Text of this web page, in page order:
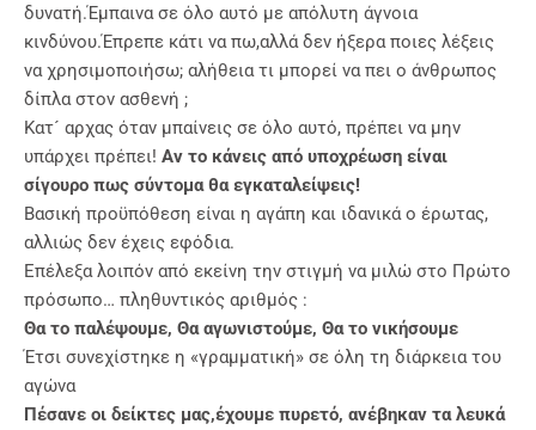
δυνατή.Έμπαινα σε όλο αυτό με απόλυτη άγνοια
κινδύνου.Έπρεπε κάτι να πω,αλλά δεν ήξερα ποιες λέξεις
να χρησιμοποιήσω; αλήθεια τι μπορεί να πει ο άνθρωπος
δίπλα στον ασθενή ;
Κατ´ αρχας όταν μπαίνεις σε όλο αυτό, πρέπει να μην
υπάρχει πρέπει! Αν το κάνεις από υποχρέωση είναι
σίγουρο πως σύντομα θα εγκαταλείψεις!
Βασική προϋπόθεση είναι η αγάπη και ιδανικά ο έρωτας,
αλλιώς δεν έχεις εφόδια.
Επέλεξα λοιπόν από εκείνη την στιγμή να μιλώ στο Πρώτο
πρόσωπο… πληθυντικός αριθμός :
Θα το παλέψουμε, Θα αγωνιστούμε, Θα το νικήσουμε
Έτσι συνεχίστηκε η «γραμματική» σε όλη τη διάρκεια του
αγώνα
Πέσανε οι δείκτες μας,έχουμε πυρετό, ανέβηκαν τα λευκά